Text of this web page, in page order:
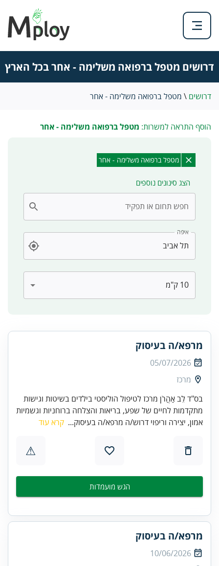
דרושים מטפל ברפואה משלימה - אחר בכל הארץ
דרושים \ מטפל ברפואה משלימה - אחר
הוסף התראה למשרות: מטפל ברפואה משלימה - אחר
מטפל ברפואה משלימה - אחר
הצג סינונים נוספים
חפש תחום או תפקיד
איפה
מרפא/ה בעיסוק
05/07/2026
מרכז
בס"ד לֵב אַהֲרֹן מרכז לטיפול הוליסטי בילדים בשיטות וגישות
מתקדמות לחיים של שפע, בריאות והצלחה ברוחניות וגשמיות
אמון, יצירה וריפוי דרוש/ה מרפא/ה בעיסוק... קרא עוד
⚠
הגש מועמדות
מרפא/ה בעיסוק
10/06/2026